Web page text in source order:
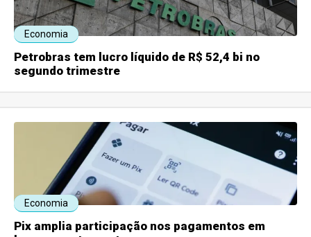
Economia
Petrobras tem lucro líquido de R$ 52,4 bi no
segundo trimestre
Economia
Pix amplia participação nos pagamentos em